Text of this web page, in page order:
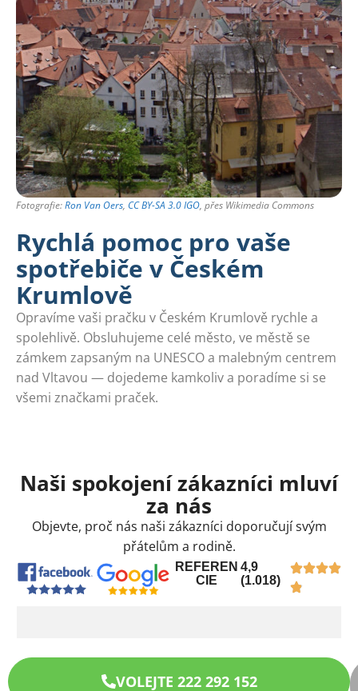
Fotografie:Ron Van Oers, CC BY-SA 3.0 IGO, přes Wikimedia Commons
Rychlá pomoc pro vaše
spotřebiče v Českém
Krumlově
Opravíme vaši pračku v Českém Krumlově rychle a
spolehlivě. Obsluhujeme celé město, ve městě se
zámkem zapsaným na UNESCO a malebným centrem
nad Vltavou — dojedeme kamkoliv a poradíme si se
všemi značkami praček.
Naši spokojení zákazníci mluví
za nás
Objevte, proč nás naši zákazníci doporučují svým
přátelům a rodině.
REFEREN
CIE
4,9
(1.018)
VOLEJTE 222 292 152